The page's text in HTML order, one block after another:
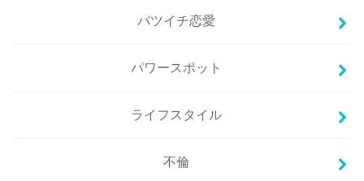
バツイチ恋愛
パワースポット
ライフスタイル
不倫